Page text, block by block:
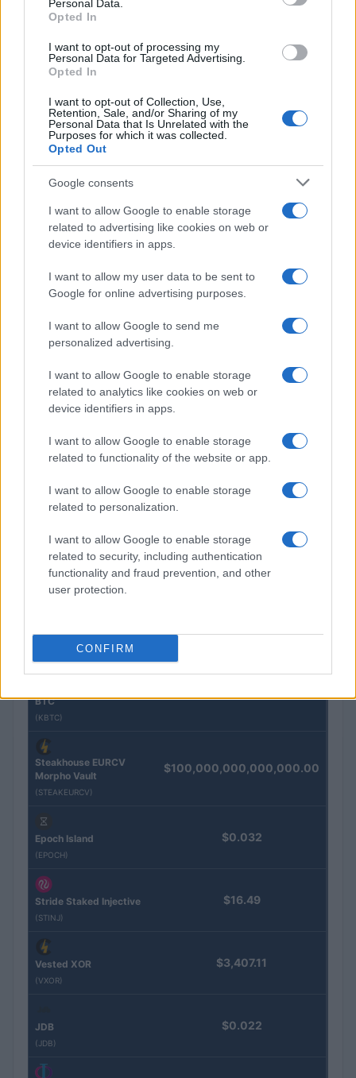
Personal Data.
Opted In
I want to opt-out of processing my
Personal Data for Targeted Advertising.
Opted In
I want to opt-out of Collection, Use,
Retention, Sale, and/or Sharing of my
Personal Data that Is Unrelated with the
Purposes for which it was collected.
Opted Out
Google consents
I want to allow Google to enable storage
related to advertising like cookies on web or
device identifiers in apps.
I want to allow my user data to be sent to
Google for online advertising purposes.
I want to allow Google to send me
personalized advertising.
I want to allow Google to enable storage
related to analytics like cookies on web or
device identifiers in apps.
I want to allow Google to enable storage
related to functionality of the website or app.
I want to allow Google to enable storage
related to personalization.
I want to allow Google to enable storage
related to security, including authentication
functionality and fraud prevention, and other
user protection.
CONFIRM
Petrolio in calo: Brent a 88.9 dollari, ribassi diffusi tra le
materie prime
NEWS
Petrolio in calo: Brent a 91,82$, ribassi a due cifre per greggio
Andrea Innocenti · 5 Ago 2026
Nome Prezzo
BTC
(KBTC)
Steakhouse EURCV
Morpho Vault
(STEAKEURCV)
$100,000,000,000,000.00
Epoch Island
(EPOCH)
$0.032
Stride Staked Injective
(STINJ)
$16.49
Vested XOR
(VXOR)
$3,407.11
JDB
(JDB)
$0.022